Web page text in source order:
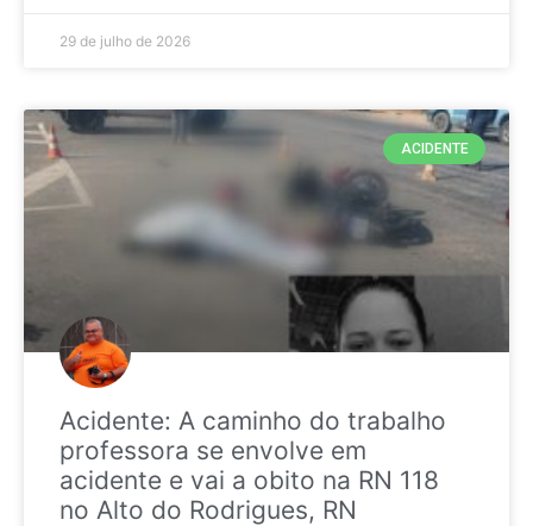
29 de julho de 2026
ACIDENTE
Acidente: A caminho do trabalho
professora se envolve em
acidente e vai a obito na RN 118
no Alto do Rodrigues, RN